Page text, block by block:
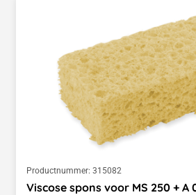
Productnummer: 315082
Viscose spons voor MS 250 + A